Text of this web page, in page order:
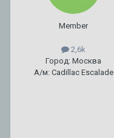
Member
2,6k
Город: Москва
А/м: Cadillac Escalade